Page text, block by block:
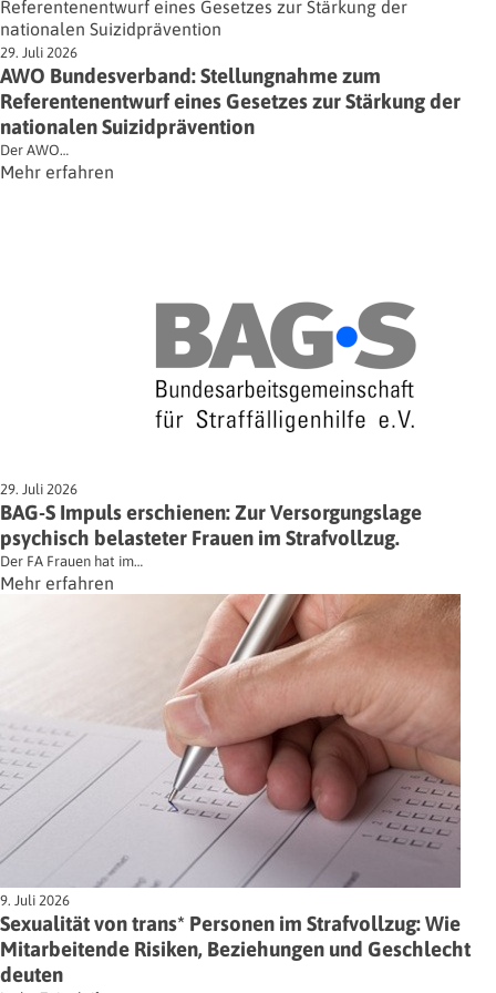
29. Juli 2026
AWO Bundesverband: Stellungnahme zum
Referentenentwurf eines Gesetzes zur Stärkung der
nationalen Suizidprävention
Der AWO…
Mehr erfahren
29. Juli 2026
BAG-S Impuls erschienen: Zur Versorgungslage
psychisch belasteter Frauen im Strafvollzug.
Der FA Frauen hat im…
Mehr erfahren
9. Juli 2026
Sexualität von trans* Personen im Strafvollzug: Wie
Mitarbeitende Risiken, Beziehungen und Geschlecht
deuten